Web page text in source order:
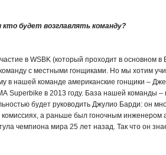
будет возглавлять команду?
в WSBK (который проходит в основном
с местными гонщиками. Но мы хотим
в нашей команде американские гонщики –
Superbike в 2013 году. База нашей команды –
будет руководить Джулио Барди: он
комиссиях, а раньше был гоночным
чемпиона мира 25 лет назад. Так что он